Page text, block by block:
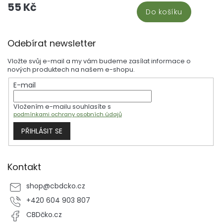
55 Kč Do košíku
Odebírat newsletter
Vložte svůj e-mail a my vám budeme zasílat informace o
nových produktech na našem e-shopu.
E-mail
Vložením e-mailu souhlasíte s
podmínkami ochrany osobních údajů
PŘIHLÁSIT SE
Kontakt
shop@cbdcko.cz
+420 604 903 807
CBDčko.cz